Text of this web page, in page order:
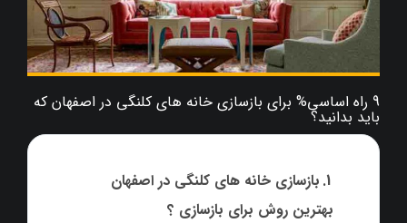
9 راه اساسی% برای بازسازی خانه های کلنگی در اصفهان که
باید بدانید؟
بازسازی خانه های کلنگی در اصفهان
بهترین روش برای بازسازی ؟